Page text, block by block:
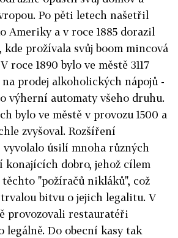
Po pěti letech našetřil
Ameriky a v roce 1885 dorazil
kde prožívala svůj boom mincová
roce 1890 bylo ve městě 3117
prodej alkoholických nápojů -
výherní automaty všeho druhu.
bylo ve městě v provozu 1500 a
zvyšoval. Rozšíření
úsilí mnoha různých
dobro, jehož cílem
"požíračů nikláků", což
trvalou bitvu o jejich legalitu. V
provozovali restauratéři
Do obecní kasy tak